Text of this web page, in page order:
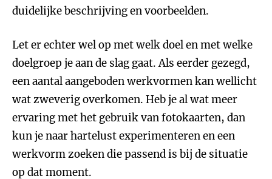
duidelijke beschrijving en voorbeelden.
Let er echter wel op met welk doel en met welke
doelgroep je aan de slag gaat. Als eerder gezegd,
een aantal aangeboden werkvormen kan wellicht
wat zweverig overkomen. Heb je al wat meer
ervaring met het gebruik van fotokaarten, dan
kun je naar hartelust experimenteren en een
werkvorm zoeken die passend is bij de situatie
op dat moment.